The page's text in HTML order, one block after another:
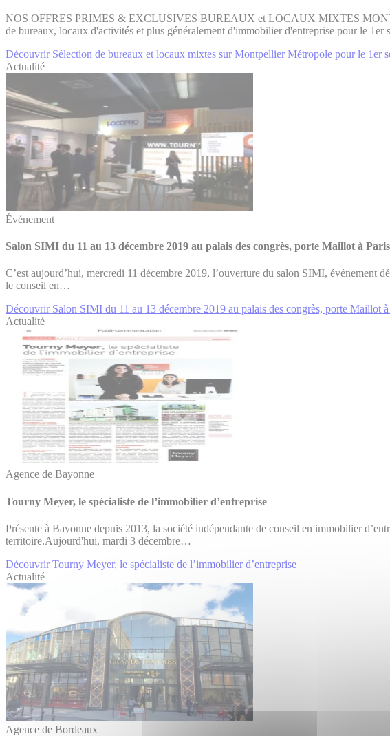
NOS OFFRES PRIMES & EXCLUSIVES BUREAUX et LOCAUX MIXTES
de bureaux, locaux d'activités et plus généralement d'immobilier d'entreprise pour le 1er
Découvrir Sélection de bureaux et locaux mixtes sur Montpellier Métropole pour le 1er
Actualité
Événement
Salon SIMI du 11 au 13 décembre 2019 au palais des congrès, porte Maillot à Paris
C’est aujourd’hui, mercredi 11 décembre 2019, l’ouverture du salon SIMI, événement
le conseil en…
Découvrir Salon SIMI du 11 au 13 décembre 2019 au palais des congrès, porte Maillot à
Actualité
Agence de Bayonne
Tourny Meyer, le spécialiste de l’immobilier d’entreprise
Présente à Bayonne depuis 2013, la société indépendante de conseil en immobilier
territoire.Aujourd'hui, mardi 3 décembre…
Découvrir Tourny Meyer, le spécialiste de l’immobilier d’entreprise
Actualité
Agence de Bordeaux